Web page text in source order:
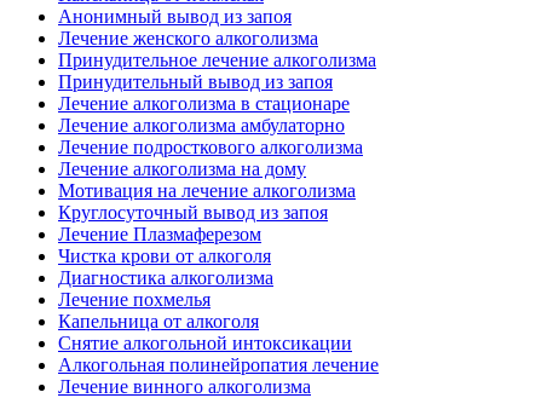
Анонимный вывод из запоя
Лечение женского алкоголизма
Принудительное лечение алкоголизма
Принудительный вывод из запоя
Лечение алкоголизма в стационаре
Лечение алкоголизма амбулаторно
Лечение подросткового алкоголизма
Лечение алкоголизма на дому
Мотивация на лечение алкоголизма
Круглосуточный вывод из запоя
Лечение Плазмаферезом
Чистка крови от алкоголя
Диагностика алкоголизма
Лечение похмелья
Капельница от алкоголя
Снятие алкогольной интоксикации
Алкогольная полинейропатия лечение
Лечение винного алкоголизма